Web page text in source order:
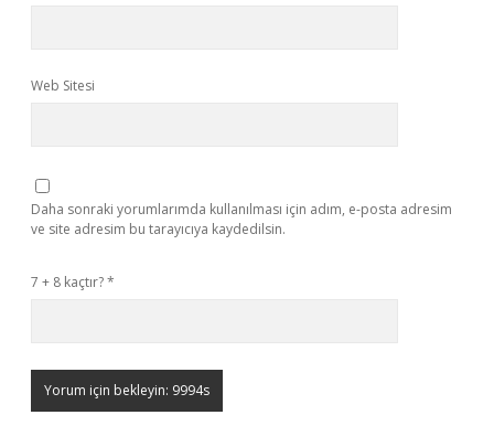
Web Sitesi
Daha sonraki yorumlarımda kullanılması için adım, e-posta adresim
ve site adresim bu tarayıcıya kaydedilsin.
7 + 8 kaçtır?*